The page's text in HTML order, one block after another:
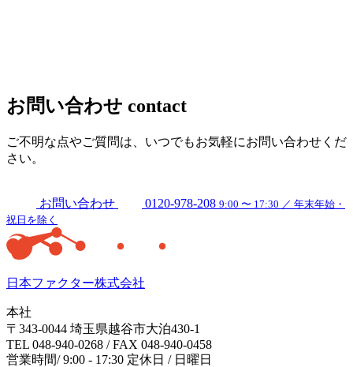
お問い合わせ contact
ご不明な点やご質問は、いつでもお気軽にお問い合わせくだ
さい。
お問い合わせ 0120-978-208 9:00 〜 17:30 ／ 年末年始・
祝日を除く
日本ファクター株式会社
本社
〒343-0044 埼玉県越谷市大泊430-1
TEL 048-940-0268 / FAX 048-940-0458
営業時間/ 9:00 - 17:30 定休日 / 日曜日